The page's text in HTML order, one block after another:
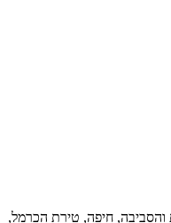
והסביבה, חיפה, טירת הכרמל,